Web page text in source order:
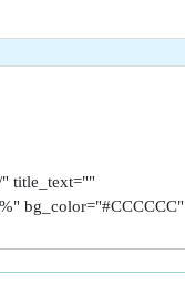
" title_text=""
bg_color="#CCCCCC"